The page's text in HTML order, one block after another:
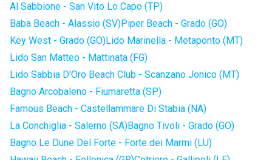
Al Sabbione - San Vito Lo Capo (TP)
Baba Beach - Alassio (SV)Piper Beach - Grado (GO)
Key West - Grado (GO)Lido Marinella - Metaponto (MT)
Lido San Matteo - Mattinata (FG)
Lido Sabbia D'Oro Beach Club - Scanzano Jonico (MT)
Bagno Arcobaleno - Fiumaretta (SP)
Famous Beach - Castellammare Di Stabia (NA)
La Conchiglia - Salerno (SA)Bagno Tivoli - Grado (GO)
Bagno Le Dune Del Forte - Forte dei Marmi (LU)